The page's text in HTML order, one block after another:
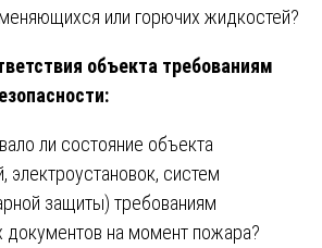
или горючих жидкостей?
объекта требованиям
ли состояние объекта
электроустановок, систем
защиты) требованиям
документов на момент пожара?